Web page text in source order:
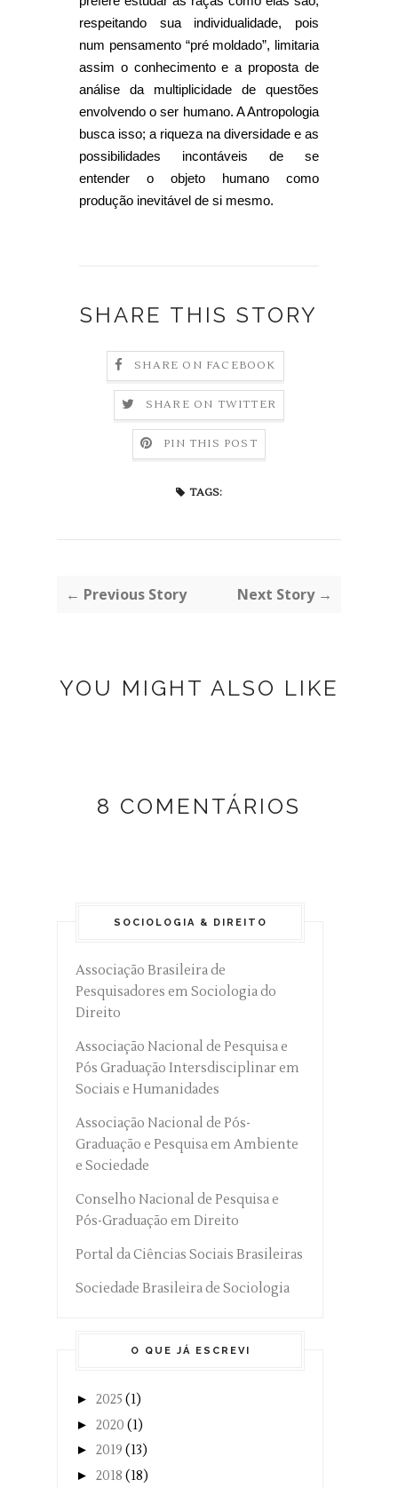
respeitando sua individualidade, pois
num pensamento “pré moldado”, limitaria
assim o conhecimento e a proposta de
análise da multiplicidade de questões
envolvendo o ser humano. A Antropologia
busca isso; a riqueza na diversidade e as
possibilidades incontáveis de se
entender o objeto humano como
produção inevitável de si mesmo.
SHARE THIS STORY
SHARE ON FACEBOOK
SHARE ON TWITTER
PIN THIS POST
TAGS:
← Previous Story Next Story →
YOU MIGHT ALSO LIKE
8 COMENTÁRIOS
SOCIOLOGIA & DIREITO
Associação Brasileira de
Pesquisadores em Sociologia do
Direito
Associação Nacional de Pesquisa e
Pós Graduação Intersdisciplinar em
Sociais e Humanidades
Associação Nacional de Pós-
Graduação e Pesquisa em Ambiente
e Sociedade
Conselho Nacional de Pesquisa e
Pós-Graduação em Direito
Portal da Ciências Sociais Brasileiras
Sociedade Brasileira de Sociologia
O QUE JÁ ESCREVI
► 2025 (1)
► 2020 (1)
► 2019 (13)
► 2018 (18)